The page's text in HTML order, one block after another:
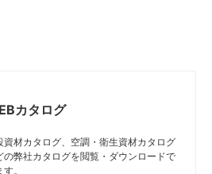
カタログ
資材カタログ、空調・衛生資材カタログ
の弊社カタログを閲覧・ダウンロードで
。